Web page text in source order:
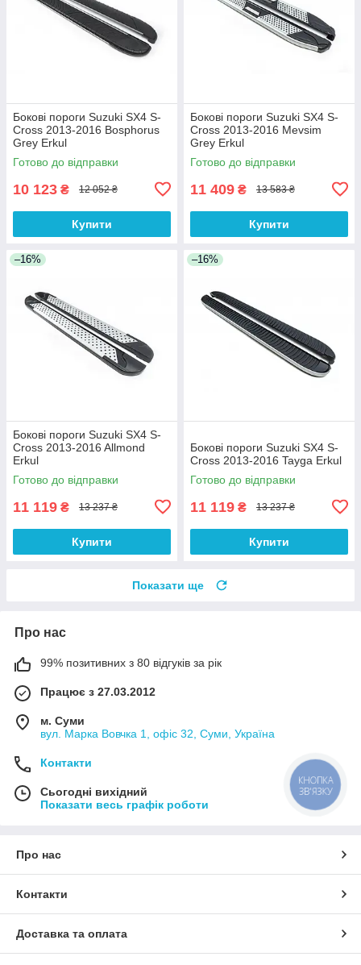
Бокові пороги Suzuki SX4 S-
Cross 2013-2016 Bosphorus
Grey Erkul
Готово до відправки
10 123 ₴ 12 052 ₴
Купити
Бокові пороги Suzuki SX4 S-
Cross 2013-2016 Mevsim
Grey Erkul
Готово до відправки
11 409 ₴ 13 583 ₴
Купити
–16%
Бокові пороги Suzuki SX4 S-
Cross 2013-2016 Allmond
Erkul
Готово до відправки
11 119 ₴ 13 237 ₴
Купити
–16%
Бокові пороги Suzuki SX4 S-
Cross 2013-2016 Tayga Erkul
Готово до відправки
11 119 ₴ 13 237 ₴
Купити
Показати ще
Про нас
99% позитивних з 80 відгуків за рік
Працює з 27.03.2012
м. Суми
вул. Марка Вовчка 1, офіс 32, Суми, Україна
Контакти
Сьогодні вихідний
Показати весь графік роботи
Про нас
Контакти
Доставка та оплата
КНОПКА
ЗВ'ЯЗКУ